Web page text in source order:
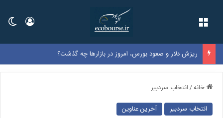
ورود
ریزش دلار و صعود بورس، امروز در بازارها چه گذشت؟
خانه/انتخاب سردبیر
انتخاب سردبیر آخرین عناوین